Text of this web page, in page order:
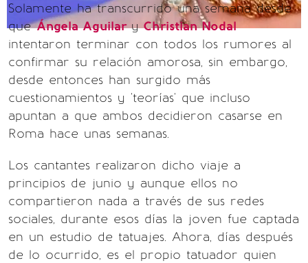
Solamente ha transcurrido una semana desde
queÁngela AguilaryChristian Nodal
intentaron terminar con todos los rumores al
confirmar su relación amorosa, sin embargo,
desde entonces han surgido más
cuestionamientos y 'teorías' que incluso
apuntan a que ambos decidieron casarse en
Roma hace unas semanas.
Los cantantes realizaron dicho viaje a
principios de junio y aunque ellos no
compartieron nada a través de sus redes
sociales, durante esos días la joven fue captada
en un estudio de tatuajes. Ahora, días después
de lo ocurrido, es el propio tatuador quien